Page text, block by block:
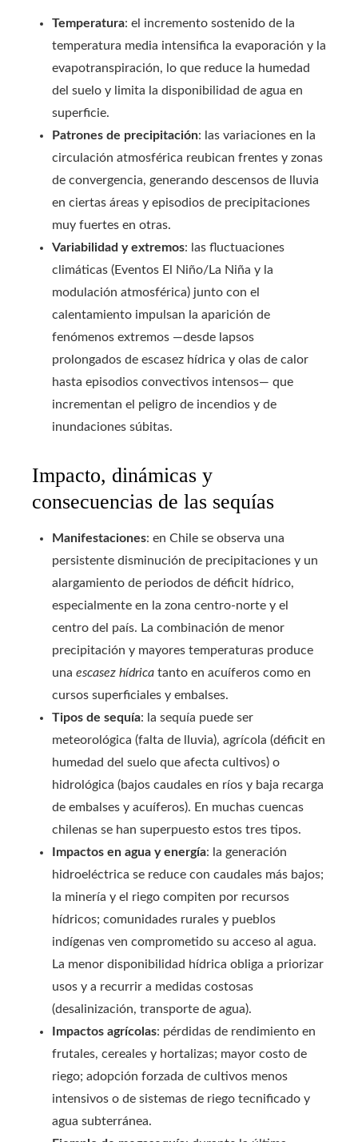
Temperatura: el incremento sostenido de la
temperatura media intensifica la evaporación y la
evapotranspiración, lo que reduce la humedad
del suelo y limita la disponibilidad de agua en
superficie.
Patrones de precipitación: las variaciones en la
circulación atmosférica reubican frentes y zonas
de convergencia, generando descensos de lluvia
en ciertas áreas y episodios de precipitaciones
muy fuertes en otras.
Variabilidad y extremos: las fluctuaciones
climáticas (Eventos El Niño/La Niña y la
modulación atmosférica) junto con el
calentamiento impulsan la aparición de
fenómenos extremos —desde lapsos
prolongados de escasez hídrica y olas de calor
hasta episodios convectivos intensos— que
incrementan el peligro de incendios y de
inundaciones súbitas.
Impacto, dinámicas y
consecuencias de las sequías
Manifestaciones: en Chile se observa una
persistente disminución de precipitaciones y un
alargamiento de periodos de déficit hídrico,
especialmente en la zona centro-norte y el
centro del país. La combinación de menor
precipitación y mayores temperaturas produce
una escasez hídrica tanto en acuíferos como en
cursos superficiales y embalses.
Tipos de sequía: la sequía puede ser
meteorológica (falta de lluvia), agrícola (déficit en
humedad del suelo que afecta cultivos) o
hidrológica (bajos caudales en ríos y baja recarga
de embalses y acuíferos). En muchas cuencas
chilenas se han superpuesto estos tres tipos.
Impactos en agua y energía: la generación
hidroeléctrica se reduce con caudales más bajos;
la minería y el riego compiten por recursos
hídricos; comunidades rurales y pueblos
indígenas ven comprometido su acceso al agua.
La menor disponibilidad hídrica obliga a priorizar
usos y a recurrir a medidas costosas
(desalinización, transporte de agua).
Impactos agrícolas: pérdidas de rendimiento en
frutales, cereales y hortalizas; mayor costo de
riego; adopción forzada de cultivos menos
intensivos o de sistemas de riego tecnificado y
agua subterránea.